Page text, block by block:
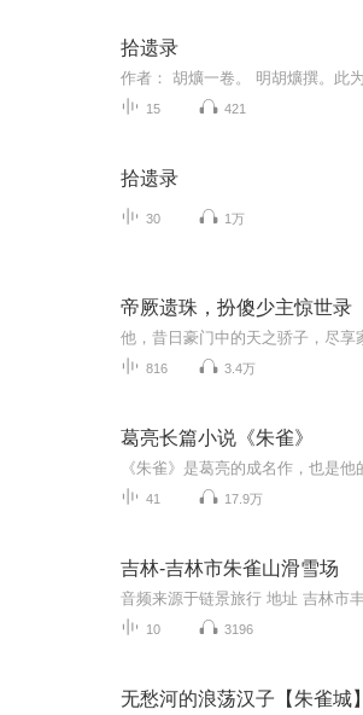
拾遗录
15 421
拾遗录
30 1万
帝厥遗珠，扮傻少主惊世录
816 3.4万
葛亮长篇小说《朱雀》
41 17.9万
吉林-吉林市朱雀山滑雪场
10 3196
无愁河的浪荡汉子【朱雀城】